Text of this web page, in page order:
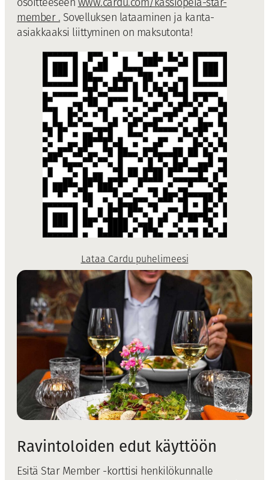
osoitteeseen www.cardu.com/kassiopeia-star-
member . Sovelluksen lataaminen ja kanta-
asiakkaaksi liittyminen on maksutonta!
Lataa Cardu puhelimeesi
Ravintoloiden edut käyttöön
Esitä Star Member -korttisi henkilökunnalle